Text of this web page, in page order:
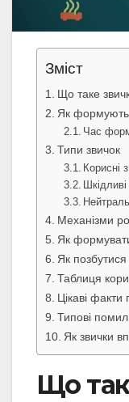
Зміст
Що таке
Як
Час
Типи звичок
Корисні
Механізми
Як
Як
Таблиця
Цікаві факти
Типові
Як звички
Що